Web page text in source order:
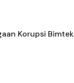
Korupsi Bimtek